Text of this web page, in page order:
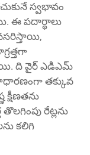
స్వభావం
ఈ పదార్థాలు
ది వైర్ ఎడిఎమ్
తక్కువ
క్షీణతను
రేట్లను
కలిగి